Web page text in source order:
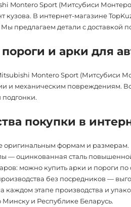
Montero Sport (Митсубиси
кузова. В интернет-магазине
предлагаем детали с доставкой
и арки для
Montero Sport (Митсубиси
и механическим повреждениям.
подгонки.
покупки в
оригинальным формам и размерам.
— оцинкованная сталь
можно купить арки и пороги по
без посредников —
каждом этапе производства и
Минску и Республике Беларусь.